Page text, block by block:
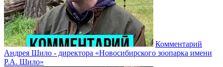
Комментарий
Андрея Шило - директора «Новосибирского зоопарка имени
Р.А. Шило»